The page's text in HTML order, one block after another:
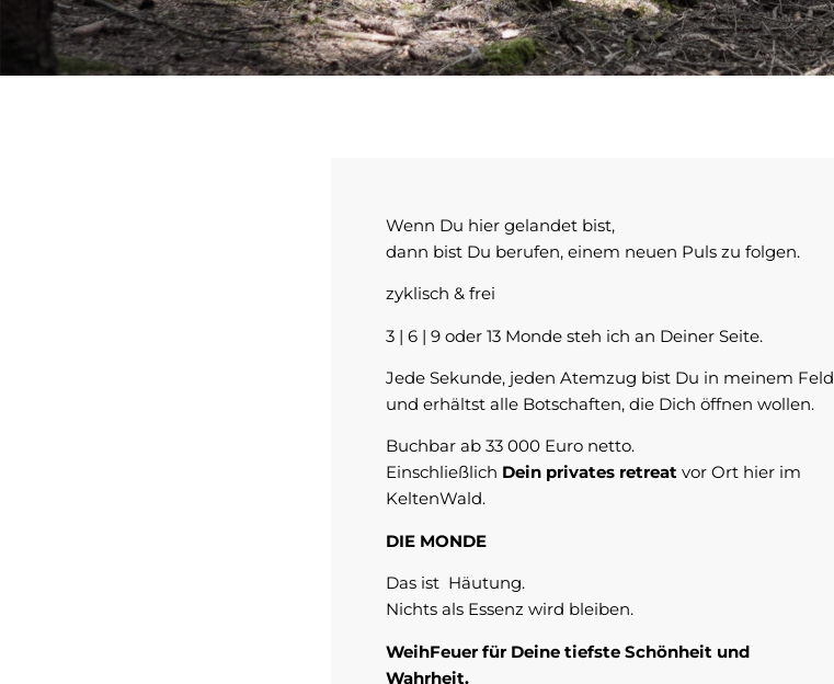
Wenn Du hier gelandet bist,
dann bist Du berufen, einem neuen Puls zu folgen.
zyklisch & frei
3 | 6 | 9 oder 13 Monde steh ich an Deiner Seite.
Jede Sekunde, jeden Atemzug bist Du in meinem Feld
und erhältst alle Botschaften, die Dich öffnen wollen.
Buchbar ab 33 000 Euro netto.
Einschließlich Dein privates retreat vor Ort hier im
KeltenWald.
DIE MONDE
Das ist Häutung.
Nichts als Essenz wird bleiben.
WeihFeuer für Deine tiefste Schönheit und
Wahrheit.